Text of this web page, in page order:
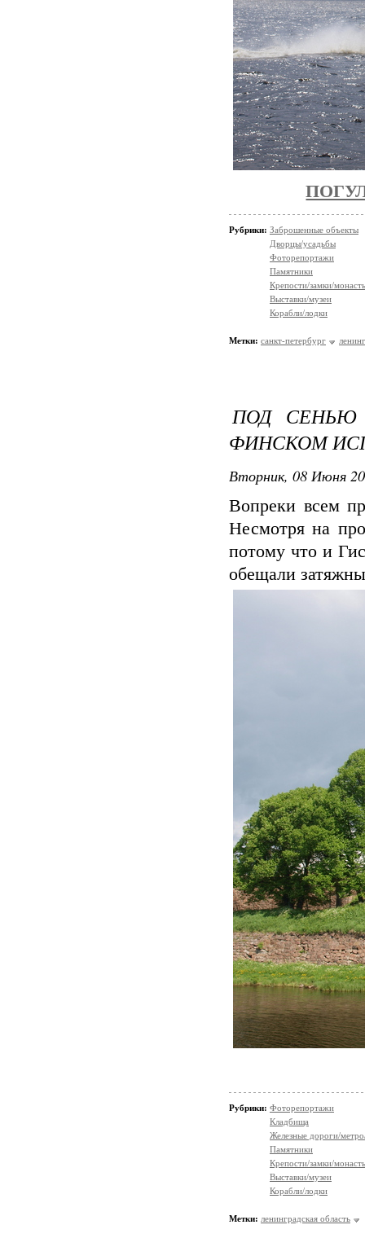
Рубрики: Заброшенные объекты
Дворцы/усадьбы
Фоторепортажи
Памятники
Крепости/замки/
Выставки/музеи
Корабли/лодки
Метки: санкт-петербург
ПОД СЕНЬЮ
ФИНСКОМ
Вторник, 08 Июня
Вопреки всем
Несмотря на
потому что и
обещали
Рубрики: Фоторепортажи
Кладбища
Железные дороги/
Памятники
Крепости/замки/
Выставки/музеи
Корабли/лодки
Метки: ленинградская область